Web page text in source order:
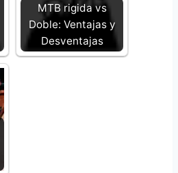
MTB rigida vs
Doble: Ventajas y
Desventajas